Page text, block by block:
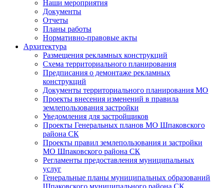
Наши мероприятия
Документы
Отчеты
Планы работы
Нормативно-правовые акты
Архитектура
Размещения рекламных конструкций
Схема территориального планирования
Предписания о демонтаже рекламных
конструкций
Документы территориального планирования МО
Проекты внесения изменений в правила
землепользования застройки
Уведомления для застройщиков
Проекты Генеральных планов МО Шпаковского
района СК
Проекты правил землепользования и застройки
МО Шпаковского района СК
Регламенты предоставления муниципальных
услуг
Генеральные планы муниципальных образований